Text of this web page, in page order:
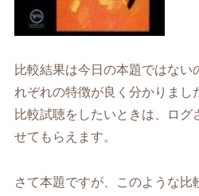
比較結果は今日の本題ではない
れぞれの特徴が良く分かりまし
比較試聴をしたいときは、ログ
せてもらえます。
さて本題ですが、このような比